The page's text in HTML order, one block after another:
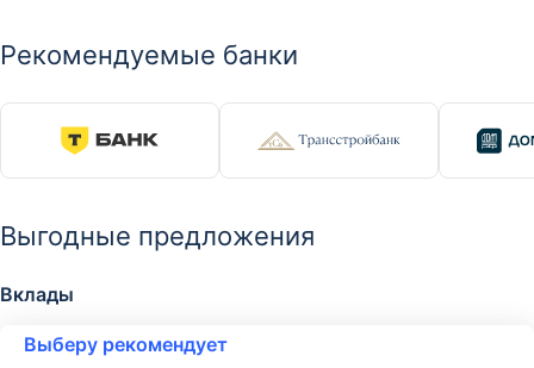
Рекомендуемые банки
Выгодные предложения
Вклады
Выберу рекомендует